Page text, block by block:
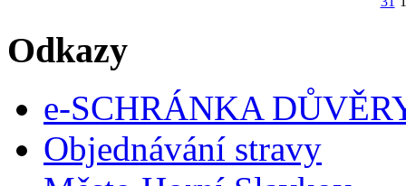
Odkazy
e-SCHRÁNKA
Objednávání stravy